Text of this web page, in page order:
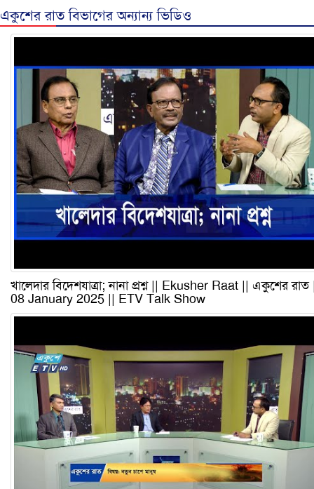
একুশের রাত বিভাগের অন্যান্য ভিডিও
খালেদার বিদেশযাত্রা; নানা প্রশ্ন || Ekusher Raat || একুশের রাত
08 January 2025 || ETV Talk Show